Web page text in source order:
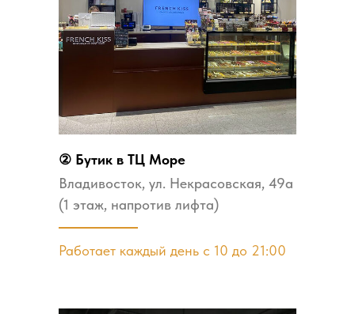
② Бутик в ТЦ Море
Владивосток, ул. ​Некрасовская, 49а
(1 этаж, напротив лифта)
Работает каждый день с 10 до 21:00